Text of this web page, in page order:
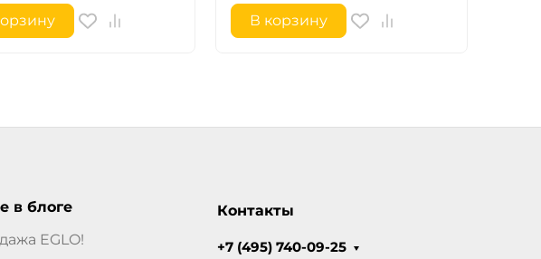
В корзину
в блоге
EGLO!
Контакты
+7 (495) 740-09-25